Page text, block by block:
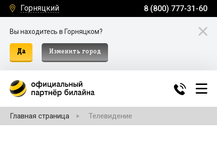
Горняцкий 8 (800) 777-31-60
Вы находитесь в Горняцком?
Да Изменить город
Главная страница Телевидение